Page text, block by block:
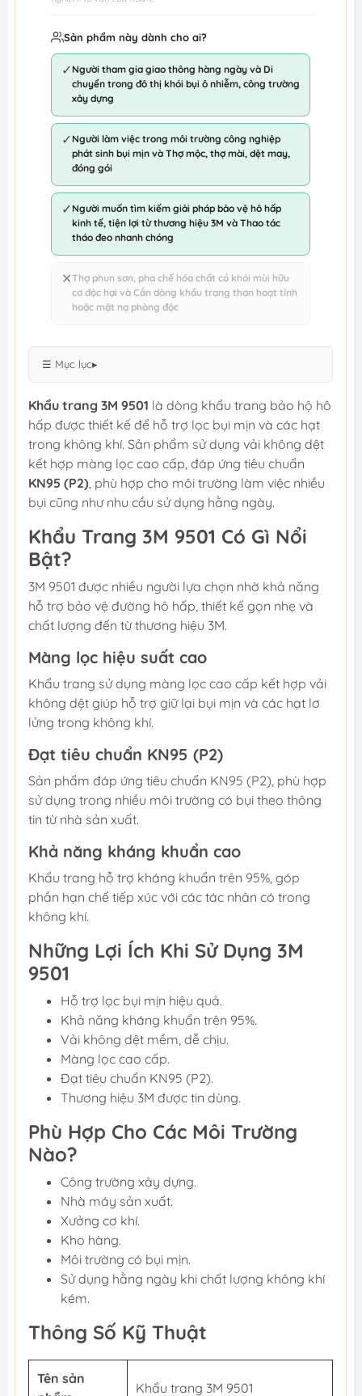
Sản phẩm này dành cho ai?
✓ Người tham gia giao thông hàng ngày và Di
chuyển trong đô thị khói bụi ô nhiễm, công trường
xây dựng
✓ Người làm việc trong môi trường công nghiệp
phát sinh bụi mịn và Thợ mộc, thợ mài, dệt may,
đóng gói
✓ Người muốn tìm kiếm giải pháp bảo vệ hô hấp
kinh tế, tiện lợi từ thương hiệu 3M và Thao tác
tháo đeo nhanh chóng
✕Thợ phun sơn, pha chế hóa chất có khói mùi hữu
cơ độc hại và Cần dòng khẩu trang than hoạt tính
hoặc mặt nạ phòng độc
☰ Mục lục▸
Khẩu trang 3M 9501 là dòng khẩu trang bảo hộ hô
hấp được thiết kế để hỗ trợ lọc bụi mịn và các hạt
trong không khí. Sản phẩm sử dụng vải không dệt
kết hợp màng lọc cao cấp, đáp ứng tiêu chuẩn
KN95 (P2) , phù hợp cho môi trường làm việc nhiều
bụi cũng như nhu cầu sử dụng hằng ngày.
Khẩu Trang 3M 9501 Có Gì Nổi
Bật?
3M 9501 được nhiều người lựa chọn nhờ khả năng
hỗ trợ bảo vệ đường hô hấp, thiết kế gọn nhẹ và
chất lượng đến từ thương hiệu 3M.
Màng lọc hiệu suất cao
Khẩu trang sử dụng màng lọc cao cấp kết hợp vải
không dệt giúp hỗ trợ giữ lại bụi mịn và các hạt lơ
lửng trong không khí.
Đạt tiêu chuẩn KN95 (P2)
Sản phẩm đáp ứng tiêu chuẩn KN95 (P2), phù hợp
sử dụng trong nhiều môi trường có bụi theo thông
tin từ nhà sản xuất.
Khả năng kháng khuẩn cao
Khẩu trang hỗ trợ kháng khuẩn trên 95%, góp
phần hạn chế tiếp xúc với các tác nhân có trong
không khí.
Những Lợi Ích Khi Sử Dụng 3M
9501
Hỗ trợ lọc bụi mịn hiệu quả.
Khả năng kháng khuẩn trên 95%.
Vải không dệt mềm, dễ chịu.
Màng lọc cao cấp.
Đạt tiêu chuẩn KN95 (P2).
Thương hiệu 3M được tin dùng.
Phù Hợp Cho Các Môi Trường
Nào?
Công trường xây dựng.
Nhà máy sản xuất.
Xưởng cơ khí.
Kho hàng.
Môi trường có bụi mịn.
Sử dụng hằng ngày khi chất lượng không khí
kém.
Thông Số Kỹ Thuật
Tên sản
Khẩu trang 3M 9501